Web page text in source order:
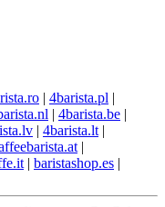
| 4barista.pl |
| 4barista.be |
| 4barista.lt |
|
| baristashop.es |